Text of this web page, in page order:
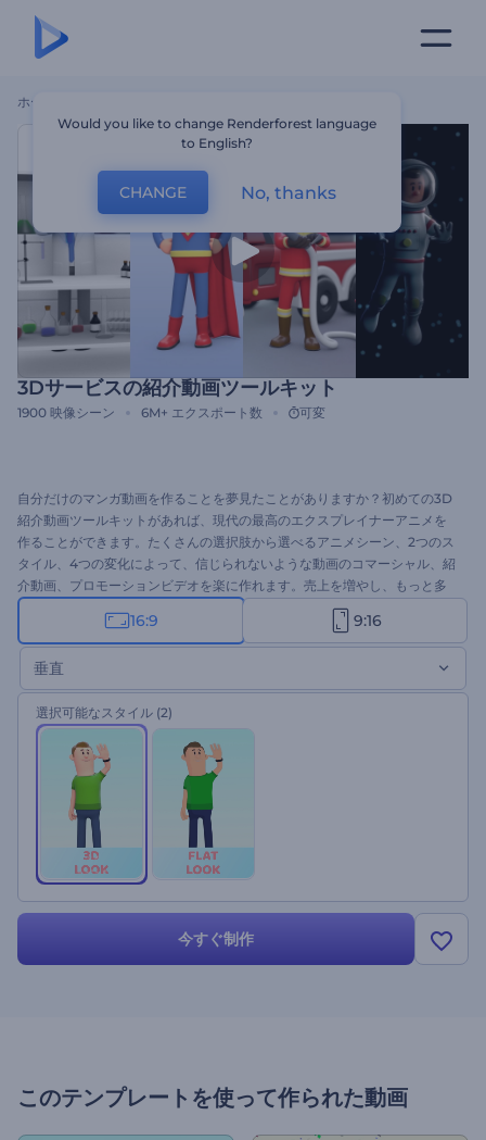
ホーム
3Dサービスの紹介動画ツールキット
1900 映像シーン 6M+ エクスポート数 可変
自分だけのマンガ動画を作ることを夢見たことがありますか？初めての3D
紹介動画ツールキットがあれば、現代の最高のエクスプレイナーアニメを
作ることができます。たくさんの選択肢から選べるアニメシーン、2つのス
タイル、4つの変化によって、信じられないような動画のコマーシャル、紹
介動画、プロモーションビデオを楽に作れます。売上を増やし、もっと多
くのお客様を惹き付けるとっておきのチャンスを逃さないでください。好
きなシーンを選び、メディアとテキストを加えるだけで、最高の3D動画が
あなたのものに。今すぐお試しください！
16:9 9:16
垂直
選択可能なスタイル (2)
今すぐ制作
このテンプレートを使って作られた動画
Would you like to change Renderforest language
to English?
CHANGE No, thanks